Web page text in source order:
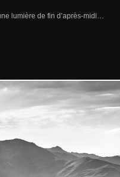
lumière de fin d’après-midi…